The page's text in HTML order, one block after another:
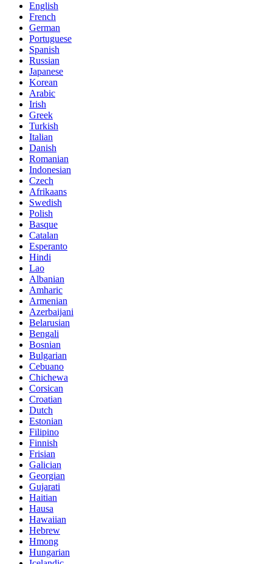
English
French
German
Portuguese
Spanish
Russian
Japanese
Korean
Arabic
Irish
Greek
Turkish
Italian
Danish
Romanian
Indonesian
Czech
Afrikaans
Swedish
Polish
Basque
Catalan
Esperanto
Hindi
Lao
Albanian
Amharic
Armenian
Azerbaijani
Belarusian
Bengali
Bosnian
Bulgarian
Cebuano
Chichewa
Corsican
Croatian
Dutch
Estonian
Filipino
Finnish
Frisian
Galician
Georgian
Gujarati
Haitian
Hausa
Hawaiian
Hebrew
Hmong
Hungarian